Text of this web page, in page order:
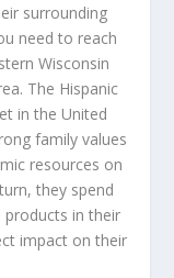
surrounding
need to reach
Wisconsin
The Hispanic
in the United
family values
resources on
they spend
products in their
impact on their